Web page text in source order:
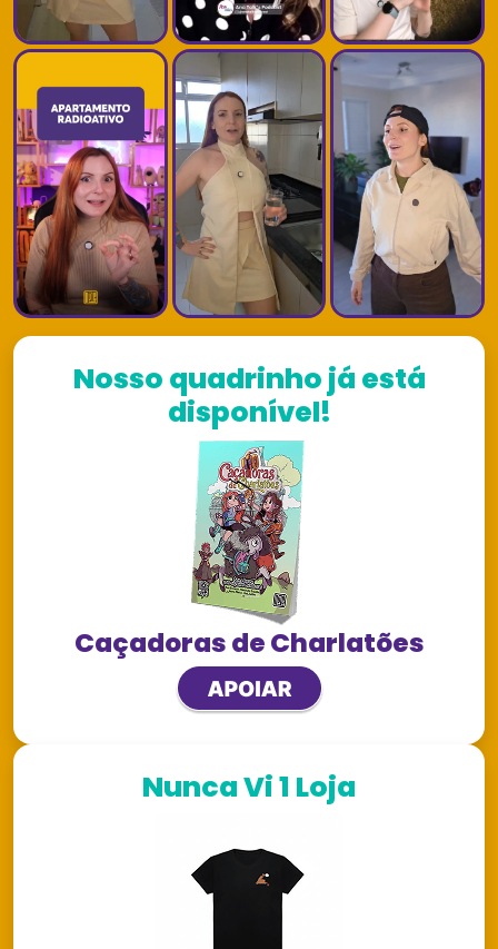
Nosso quadrinho já está
disponível!
Caçadoras de Charlatões
Nunca Vi 1 Loja